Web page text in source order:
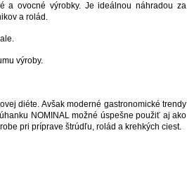
a ovocné výrobky. Je ideálnou náhradou za
a rolád.
výroby.
diéte. Avšak moderné gastronomické trendy
NOMINAL možné úspešne použiť aj ako
pri príprave štrúdľu, rolád a krehkých ciest.